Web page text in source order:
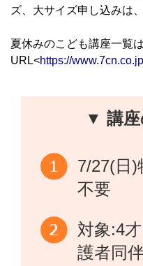
ズ、大サイズ申し込みは
夏休みのこども講座一覧
URL<https://
▼ 講座
7/27(日)
不要
対象:4
護者同